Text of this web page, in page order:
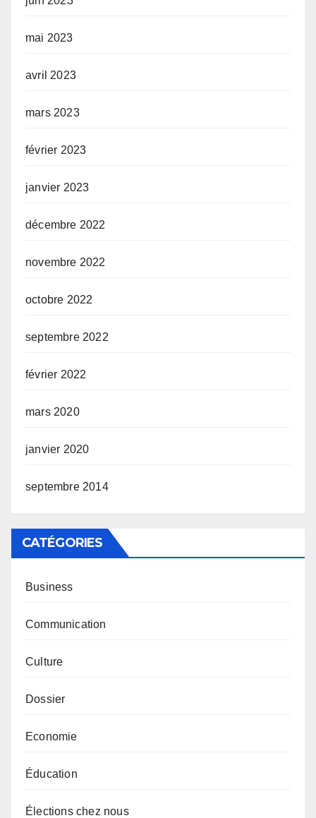
mai 2023
avril 2023
mars 2023
février 2023
janvier 2023
décembre 2022
novembre 2022
octobre 2022
septembre 2022
février 2022
mars 2020
janvier 2020
septembre 2014
CATÉGORIES
Business
Communication
Culture
Dossier
Economie
Éducation
Élections chez nous